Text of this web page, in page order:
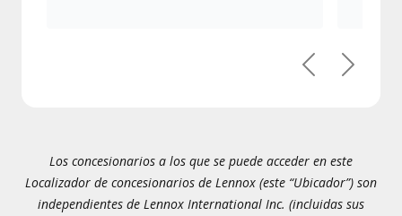
PreviousNext
Los concesionarios a los que se puede acceder en este
Localizador de concesionarios de Lennox (este “Ubicador”) son
independientes de Lennox International Inc. (incluidas sus